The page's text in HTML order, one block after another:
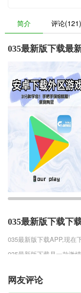
简介 评论(121)
035最新版下载最
035最新版下载下
035最新版下载APP,现在
035最新版下载是一款激
视戒指，指定爆率专爆
奇体验，等待玩家们的的
美呈现的传奇盛宴吧。
网友评论